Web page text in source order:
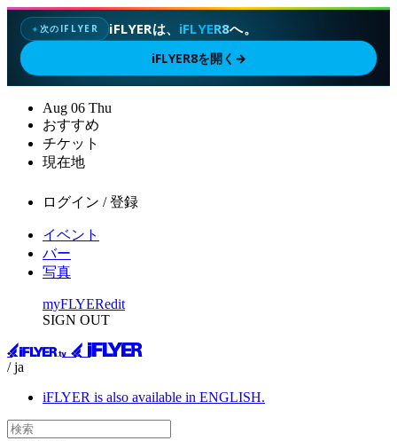
✦次のIFLYER iFLYERは、 iFLYER8へ。
iFLYER8を開く →
Aug 06 Thu
おすすめ
チケット
現在地
ログイン / 登録
イベント
バー
写真
myFLYERedit
SIGN OUT
/ ja
iFLYER is also available in ENGLISH.